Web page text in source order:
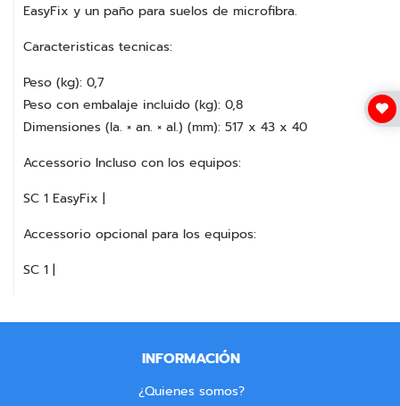
EasyFix y un paño para suelos de microfibra.
Caracteristicas tecnicas:
Peso (kg): 0,7
Peso con embalaje incluido (kg): 0,8
Dimensiones (la. × an. × al.) (mm): 517 x 43 x 40
Accessorio Incluso con los equipos:
SC 1 EasyFix |
Accessorio opcional para los equipos:
SC 1 |
INFORMACIÓN
¿Quienes somos?